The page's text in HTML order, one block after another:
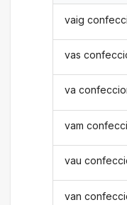
vaig
vas
va
vam
vau
van